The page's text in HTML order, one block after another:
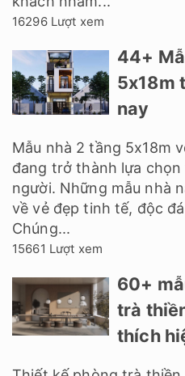
16296 Lượt xem
44+
5x18m
nay
Mẫu nhà 2 tầng 5x18m
đang trở thành lựa chọn
người. Những mẫu nhà
về vẻ đẹp tinh tế, độc
Chúng...
15661 Lượt xem
60+
trà
thích